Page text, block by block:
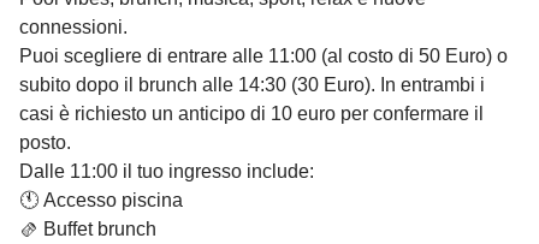
connessioni.
Puoi scegliere di entrare alle 11:00 (al costo di 50 Euro) o
subito dopo il brunch alle 14:30 (30 Euro). In entrambi i
casi è richiesto un anticipo di 10 euro per confermare il
posto.
Dalle 11:00 il tuo ingresso include:
🕚 Accesso piscina
🫔 Buffet brunch